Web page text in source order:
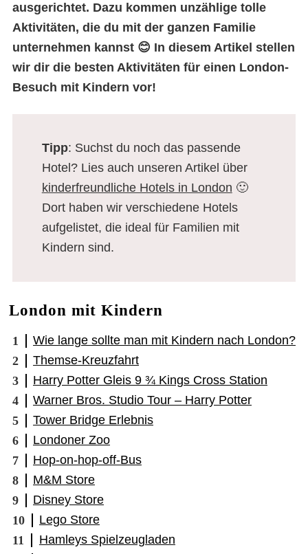
ausgerichtet. Dazu kommen unzählige tolle
Aktivitäten, die du mit der ganzen Familie
unternehmen kannst 😊 In diesem Artikel stellen
wir dir die besten Aktivitäten für einen London-
Besuch mit Kindern vor!
Tipp: Suchst du noch das passende
Hotel? Lies auch unseren Artikel über
kinderfreundliche Hotels in London 🙂
Dort haben wir verschiedene Hotels
aufgelistet, die ideal für Familien mit
Kindern sind.
London mit Kindern
Wie lange sollte man mit Kindern nach London?
Themse-Kreuzfahrt
Harry Potter Gleis 9 ¾ Kings Cross Station
Warner Bros. Studio Tour – Harry Potter
Tower Bridge Erlebnis
Londoner Zoo
Hop-on-hop-off-Bus
M&M Store
Disney Store
Lego Store
Hamleys Spielzeugladen